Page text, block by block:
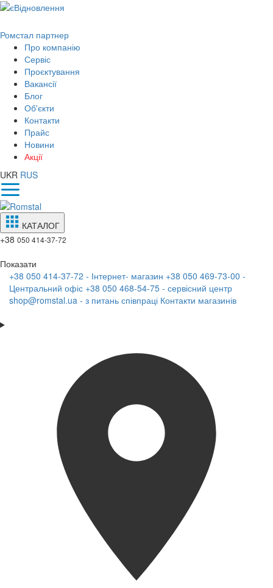
Ромстал партнер
Про компанію
Сервіс
Проєктування
Вакансії
Блог
Об'єкти
Контакти
Прайс
Новини
Акції
UKR RUS
КАТАЛОГ
+38 050 414-37-72
Показати
+38 050 414-37-72 - Інтернет- магазин +38 050 469-73-00 -
Центральний офіс +38 050 468-54-75 - сервісний центр
shop@romstal.ua - з питань співпраці Контакти магазинів